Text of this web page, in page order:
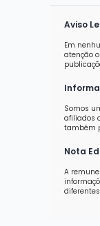
Aviso
Em
atenção
Somos
afiliados
também
Nota
A